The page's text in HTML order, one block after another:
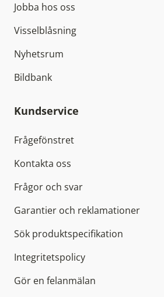
Jobba hos oss
Visselblåsning
Nyhetsrum
Bildbank
Kundservice
Frågefönstret
Kontakta oss
Frågor och svar
Garantier och reklamationer
Sök produktspecifikation
Integritetspolicy
Gör en felanmälan